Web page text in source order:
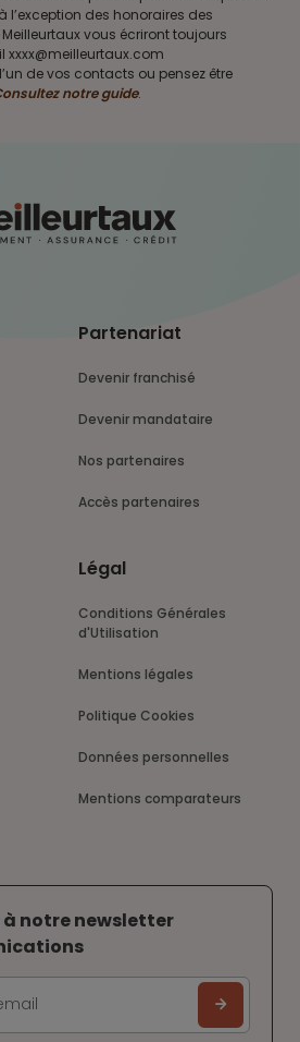
l’exception des honoraires des
vous écriront toujours
de vos contacts ou pensez être
notre guide.
Partenariat
Devenir franchisé
Devenir mandataire
Nos partenaires
Accès partenaires
Légal
Conditions Générales
d'Utilisation
Mentions légales
Politique Cookies
Données personnelles
Mentions comparateurs
notre newsletter